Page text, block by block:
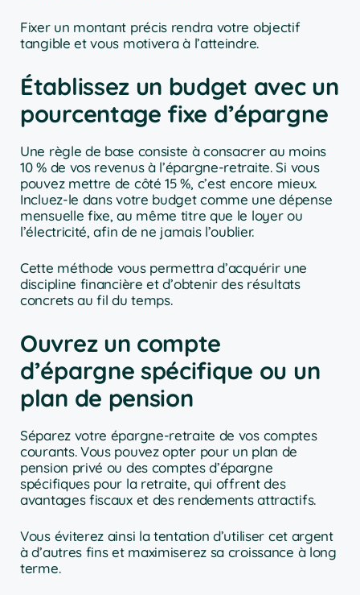
Fixer un montant précis rendra votre objectif
tangible et vous motivera à l’atteindre.
Établissez un budget avec un
pourcentage fixe d’épargne
Une règle de base consiste à consacrer au moins
10 % de vos revenus à l’épargne-retraite. Si vous
pouvez mettre de côté 15 %, c’est encore mieux.
Incluez-le dans votre budget comme une dépense
mensuelle fixe, au même titre que le loyer ou
l’électricité, afin de ne jamais l’oublier.
Cette méthode vous permettra d’acquérir une
discipline financière et d’obtenir des résultats
concrets au fil du temps.
Ouvrez un compte
d’épargne spécifique ou un
plan de pension
Séparez votre épargne-retraite de vos comptes
courants. Vous pouvez opter pour un plan de
pension privé ou des comptes d’épargne
spécifiques pour la retraite, qui offrent des
avantages fiscaux et des rendements attractifs.
Vous éviterez ainsi la tentation d’utiliser cet argent
à d’autres fins et maximiserez sa croissance à long
terme.